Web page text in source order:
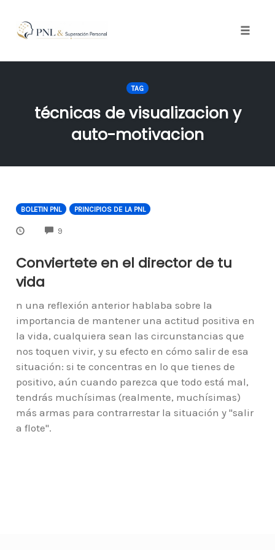
TAG
técnicas de visualizacion y
auto-motivacion
BOLETIN PNL PRINCIPIOS DE LA PNL
9
Conviertete en el director de tu
vida
n una reflexión anterior hablaba sobre la
importancia de mantener una actitud positiva en
la vida, cualquiera sean las circunstancias que
nos toquen vivir, y su efecto en cómo salir de esa
situación: si te concentras en lo que tienes de
positivo, aún cuando parezca que todo está mal,
tendrás muchísimas (realmente, muchísimas)
más armas para contrarrestar la situación y "salir
a flote".